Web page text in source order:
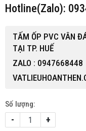
Hotline(Zalo):
TẤM ỐP PVC VÂN
TẠI TP. HUẾ
ZALO : 0947668448
Số lượng:
- +